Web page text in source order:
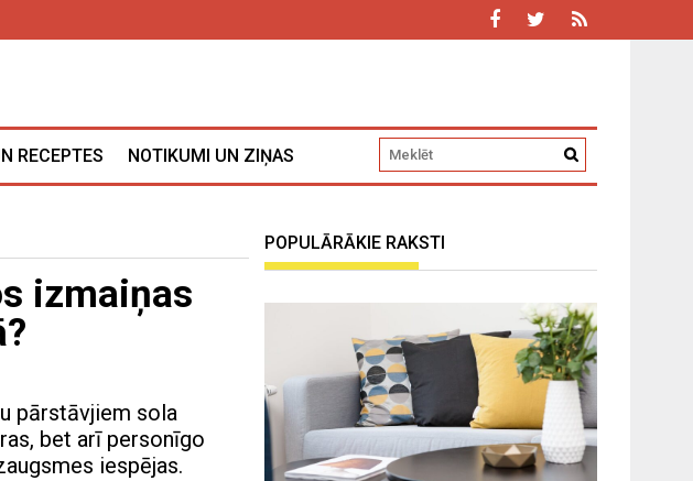
RECEPTES NOTIKUMI UN ZIŅAS
izmaiņas
pārstāvjiem sola
bet arī personīgo
iespējas.
POPULĀRĀKIE RAKSTI